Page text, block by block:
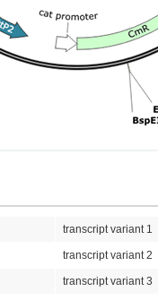
transcript variant 1
transcript variant 2
transcript variant 3